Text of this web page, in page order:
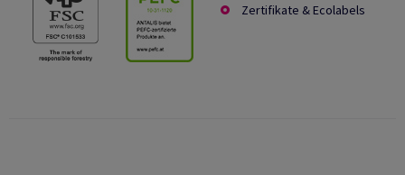
Zertifikate & Ecolabels